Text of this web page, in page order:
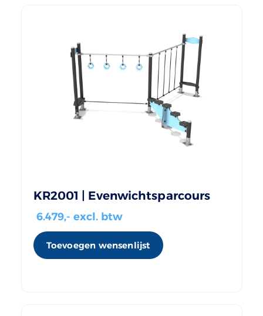
KR2001 | Evenwichtsparcours
6.479,- excl. btw
Toevoegen wensenlijst